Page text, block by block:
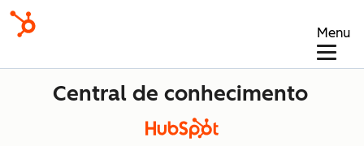
Menu
Central de conhecimento